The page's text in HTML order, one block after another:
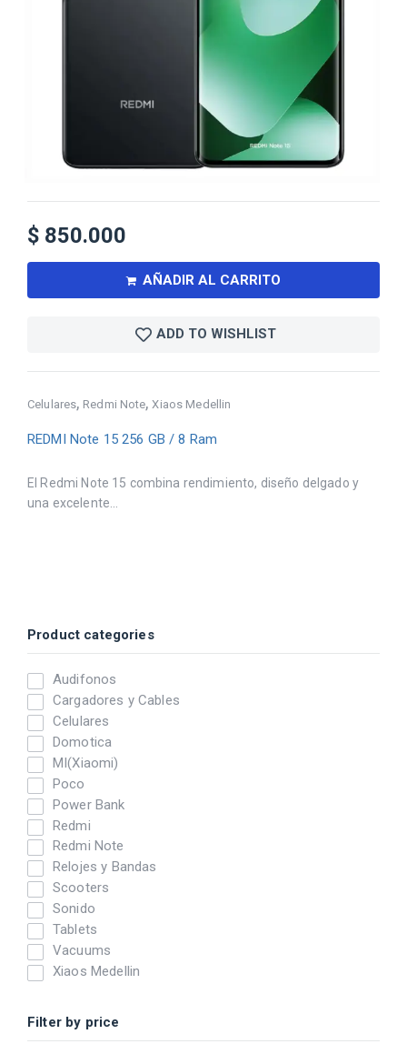
Product categories
Audifonos
Cargadores y Cables
Celulares
Domotica
MI(Xiaomi)
Poco
Power Bank
Redmi
Redmi Note
Relojes y Bandas
Scooters
Sonido
Tablets
Vacuums
Xiaos Medellin
Filter by price
Celulares, Redmi Note,Xiaos Medellin
REDMI Note 15 256 GB / 8 Ram
El Redmi Note 15 combina rendimiento, diseño delgado y
una excelente...
$ 850.000
AÑADIR AL CARRITO
ADD TO WISHLIST